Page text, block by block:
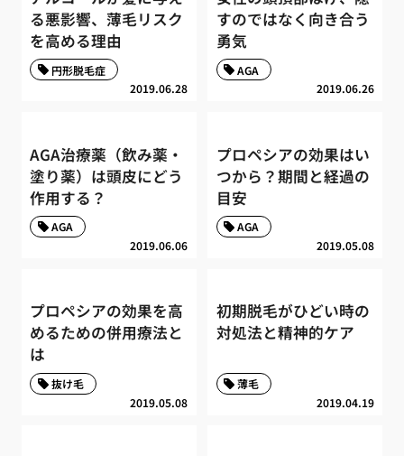
る悪影響、薄毛リスク
を高める理由
2019.06.28
円形脱毛症
すのではなく向き合う
勇気
2019.06.26
AGA
AGA治療薬（飲み薬・
塗り薬）は頭皮にどう
作用する？
2019.06.06
AGA
プロペシアの効果はい
つから？期間と経過の
目安
2019.05.08
AGA
プロペシアの効果を高
めるための併用療法と
は
2019.05.08
抜け毛
初期脱毛がひどい時の
対処法と精神的ケア
2019.04.19
薄毛